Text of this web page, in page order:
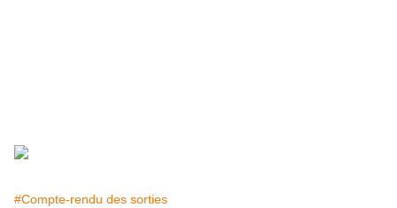
#Compte-rendu des sorties